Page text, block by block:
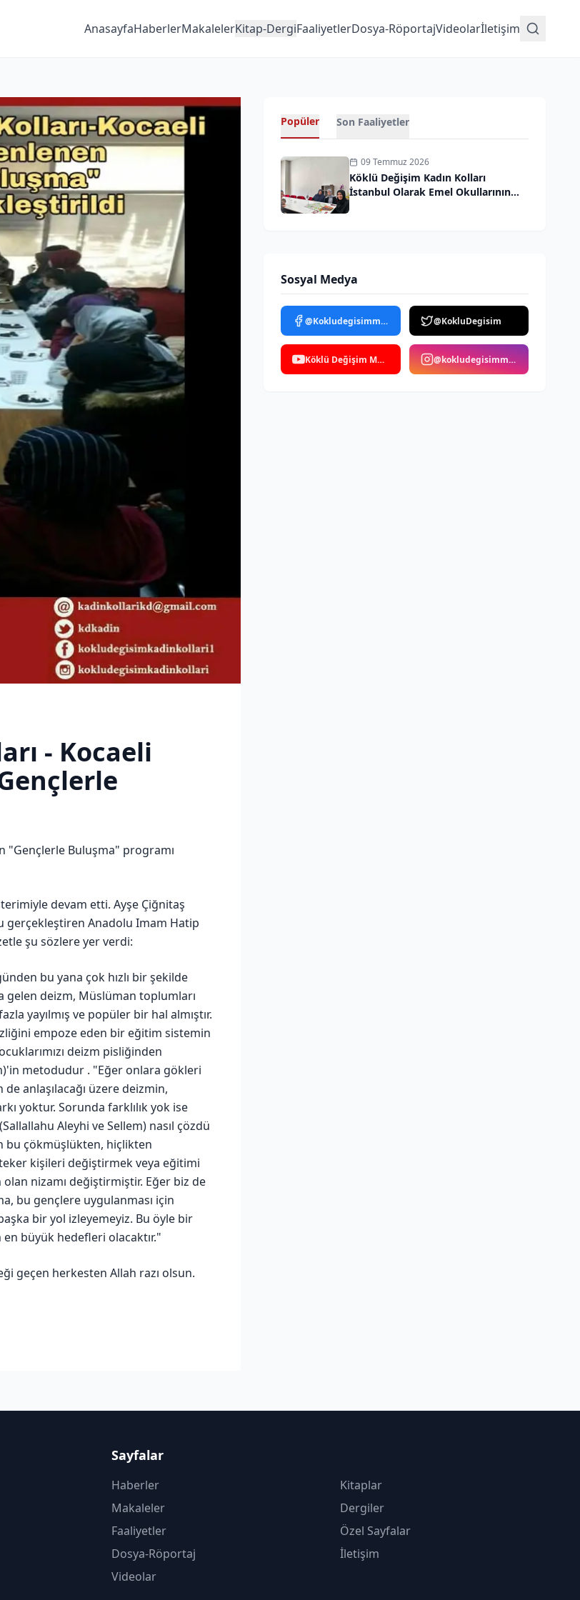
AnasayfaHaberlerMakalelerKitap-DergiFaaliyetlerDosya-RöportajVideolarİletişim
- Kocaeli
"Gençlerle Buluşma" programı
devam etti. Ayşe Çiğnitaş
gerçekleştiren Anadolu Imam Hatip
şu sözlere yer verdi:
bu yana çok hızlı bir şekilde
gelen deizm, Müslüman toplumları
yayılmış ve popüler bir hal almıştır.
empoze eden bir eğitim sistemin
deizm pisliğinden
metodudur . "Eğer onlara gökleri
anlaşılacağı üzere deizmin,
yoktur. Sorunda farklılık yok ise
Aleyhi ve Sellem) nasıl çözdü
bu çökmüşlükten, hiçlikten
kişileri değiştirmek veya eğitimi
nizamı değiştirmiştir. Eğer biz de
bu gençlere uygulanması için
bir yol izleyemeyiz. Bu öyle bir
büyük hedefleri olacaktır."
geçen herkesten Allah razı olsun.
Popüler Son Faaliyetler
09 Temmuz 2026
Köklü Değişim Kadın Kolları
İstanbul Olarak Emel Okullarının
Sosyal Medya
@Kokludegisimmedya @KokluDegisim
Köklü Değişim Medya @kokludegisimmedya
Sayfalar
Haberler
Makaleler
Faaliyetler
Dosya-Röportaj
Videolar
Kitaplar
Dergiler
Özel Sayfalar
İletişim